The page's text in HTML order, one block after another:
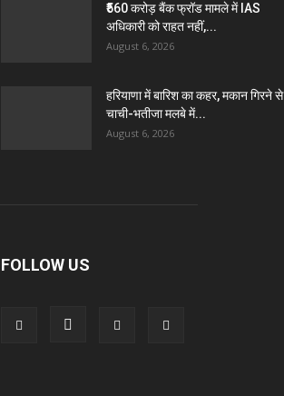
₹560 करोड़ बैंक फ्रॉड मामले में IAS
अधिकारी को राहत नहीं,...
August 6, 2026
हरियाणा में बारिश का कहर, मकान गिरने से
चाची-भतीजा मलबे में...
August 6, 2026
FOLLOW US